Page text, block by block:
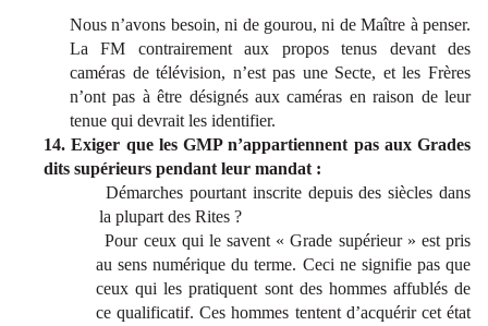
Nous n’avons besoin, ni de gourou, ni de Maître à penser.
La FM contrairement aux propos tenus devant des
caméras de télévision, n’est pas une Secte, et les Frères
n’ont pas à être désignés aux caméras en raison de leur
tenue qui devrait les identifier.
14. Exiger que les GMP n’appartiennent pas aux Grades
dits supérieurs pendant leur mandat :
Démarches pourtant inscrite depuis des siècles dans
la plupart des Rites ?
Pour ceux qui le savent « Grade supérieur » est pris
au sens numérique du terme. Ceci ne signifie pas que
ceux qui les pratiquent sont des hommes affublés de
ce qualificatif. Ces hommes tentent d’acquérir cet état